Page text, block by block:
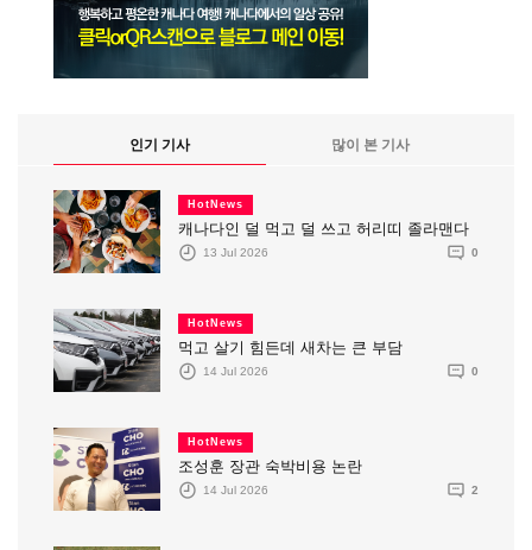
인기 기사 많이 본 기사
HotNews
캐나다인 덜 먹고 덜 쓰고 허리띠 졸라맨다
13 Jul 2026 0
HotNews
먹고 살기 힘든데 새차는 큰 부담
14 Jul 2026 0
HotNews
조성훈 장관 숙박비용 논란
14 Jul 2026 2